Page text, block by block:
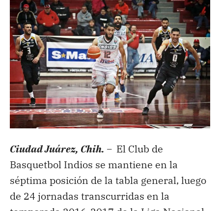
Ciudad Juárez, Chih. – El Club de
Basquetbol Indios se mantiene en la
séptima posición de la tabla general, luego
de 24 jornadas transcurridas en la